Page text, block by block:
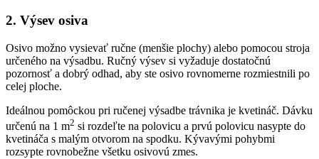
2. Výsev osiva
Osivo možno vysievať ručne (menšie plochy) alebo pomocou stroja
určeného na výsadbu. Ručný výsev si vyžaduje dostatočnú
pozornosť a dobrý odhad, aby ste osivo rovnomerne rozmiestnili po
celej ploche.
Ideálnou pomôckou pri ručenej výsadbe trávnika je kvetináč. Dávku
určenú na 1 m2 si rozdeľte na polovicu a prvú polovicu nasypte do
kvetináča s malým otvorom na spodku. Kývavými pohybmi
rozsypte rovnobežne všetku osivovú zmes.